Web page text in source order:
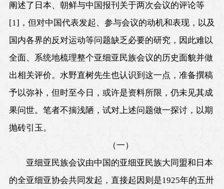
阐述了日本、朝鲜与中国报刊关于两次会议的评论等
[1] ，但对中国代表发起、参与会议的动机和表现，以及
国内各界的反对运动等问题缺乏必要的研究，因此难以
全面、系统地梳理整个亚细亚民族会议的历史面貌并做
出相关评价。水野直树先生也认识到这一点，准备撰稿
予以弥补，但时至今日，或许是资料所限，仍未见其成
果问世。笔者不揣浅陋，试对上述问题做一探讨，以期
抛砖引玉。
（一）
亚细亚民族会议由中国的亚细亚民族大同盟和日本
的全亚细亚协会共同发起，直接起因则是1925年的五卅